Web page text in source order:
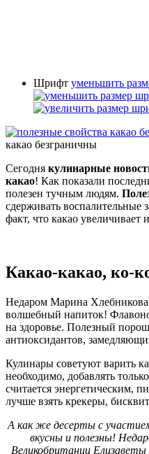
Шрифт уменьшить
какао безграничны
Сегодня кулинарные
какао! Как показали
полезен тучным людям.
сдерживать воспалительные
факт, что какао увеличивает
Какао-какао, ко-
Недаром Марина Хлебникова
волшебный напиток!
на здоровье. Полезный
антиоксидантов,
Кулинары советуют варить
необходимо, добавлять
считается энергетическим,
лучше взять крекеры,
А как же десерты с
вкусны и полезны!
Великобритании